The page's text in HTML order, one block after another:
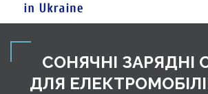
СОНЯЧНІ ЗАРЯДНІ
ДЛЯ